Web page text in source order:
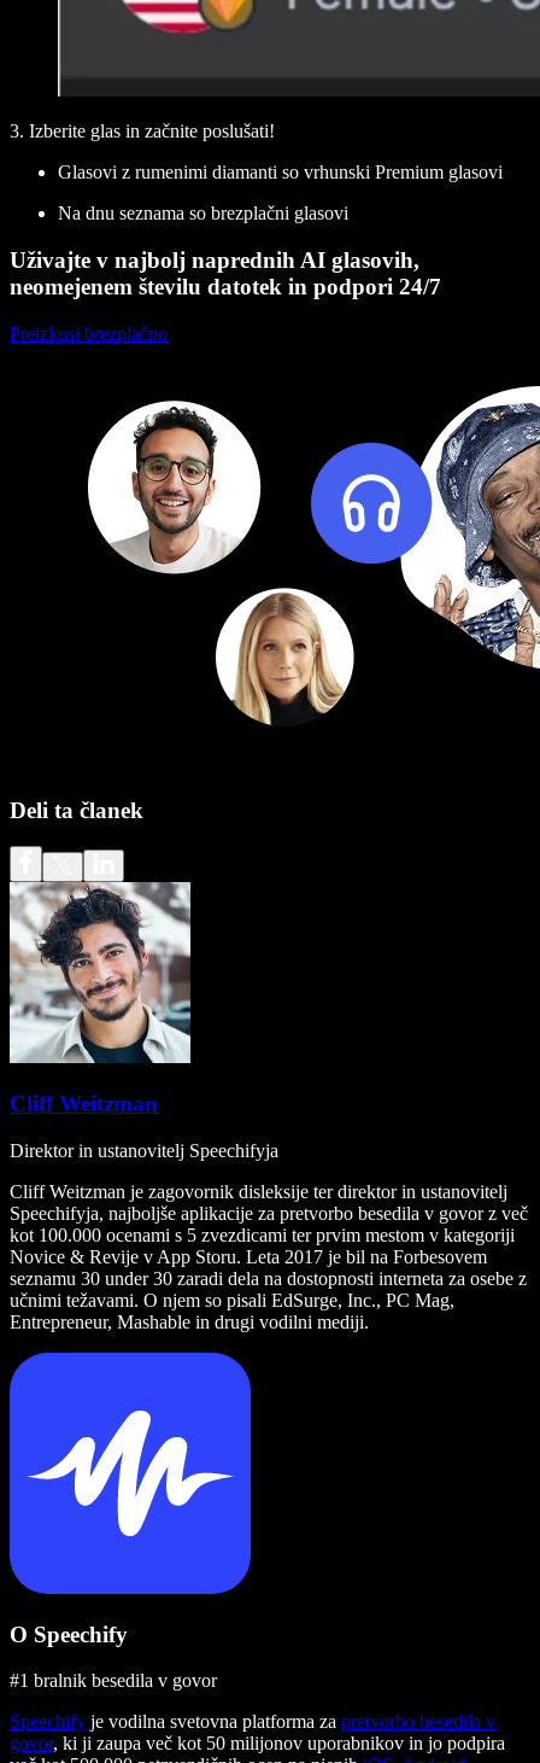
3. Izberite glas in začnite poslušati!
Glasovi z rumenimi diamanti so vrhunski Premium glasovi
Na dnu seznama so brezplačni glasovi
Uživajte v najbolj naprednih AI glasovih,
neomejenem številu datotek in podpori 24/7
Preizkusi brezplačno
Deli ta članek
Cliff Weitzman
Direktor in ustanovitelj Speechifyja
Cliff Weitzman je zagovornik disleksije ter direktor in ustanovitelj
Speechifyja, najboljše aplikacije za pretvorbo besedila v govor z več
kot 100.000 ocenami s 5 zvezdicami ter prvim mestom v kategoriji
Novice & Revije v App Storu. Leta 2017 je bil na Forbesovem
seznamu 30 under 30 zaradi dela na dostopnosti interneta za osebe z
učnimi težavami. O njem so pisali EdSurge, Inc., PC Mag,
Entrepreneur, Mashable in drugi vodilni mediji.
O Speechify
#1 bralnik besedila v govor
Speechify je vodilna svetovna platforma za pretvorbo besedila v
govor, ki ji zaupa več kot 50 milijonov uporabnikov in jo podpira